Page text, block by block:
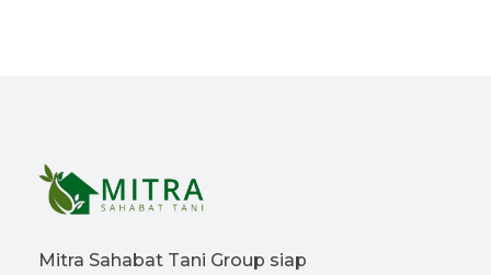
Mitra Sahabat Tani Group siap